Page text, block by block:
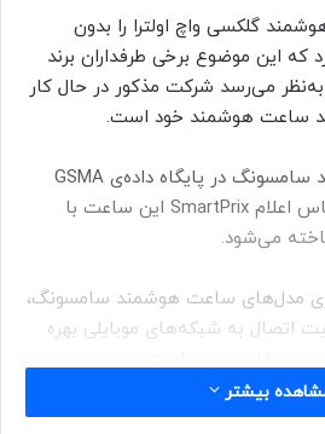
گلکسی واچ اولترا را بدون
این موضوع برخی طرفداران برند
به‌نظر می‌رسد شرکت مذکور در حال کار
ساعت هوشمند خود است.
اخیراً ساعت هوشمند جدید سامسونگ در پایگاه داده‌ی GSMA
مشاهده شده است. بر اساس اعلام SmartPrix این ساعت با
مدل‌های ساعت هوشمند سامسونگ،
اتصال به شبکه‌های موبایلی بهره
ساعت هوشمند SM-L505U بازگشت نسخه‌ی کلاسیک به سری
بیشتر